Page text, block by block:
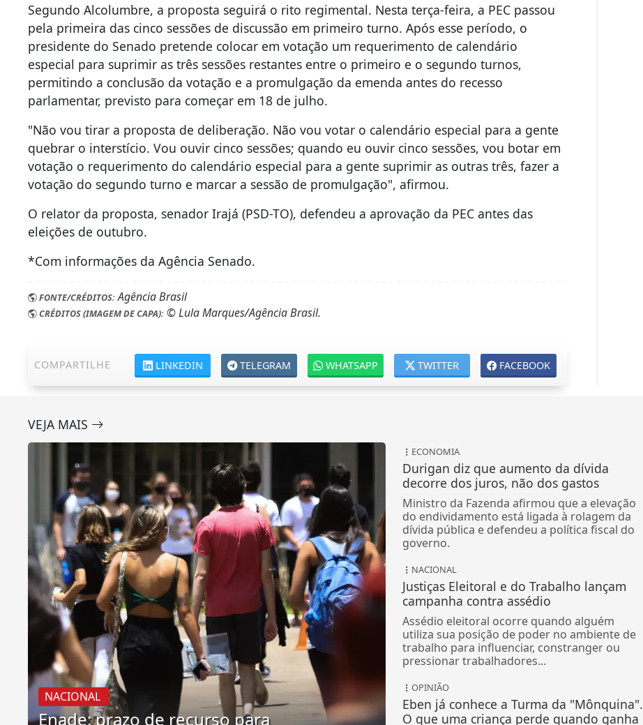
Segundo Alcolumbre, a proposta seguirá o rito regimental. Nesta terça-feira, a PEC passou
pela primeira das cinco sessões de discussão em primeiro turno. Após esse período, o
presidente do Senado pretende colocar em votação um requerimento de calendário
especial para suprimir as três sessões restantes entre o primeiro e o segundo turnos,
permitindo a conclusão da votação e a promulgação da emenda antes do recesso
parlamentar, previsto para começar em 18 de julho.
"Não vou tirar a proposta de deliberação. Não vou votar o calendário especial para a gente
quebrar o interstício. Vou ouvir cinco sessões; quando eu ouvir cinco sessões, vou botar em
votação o requerimento do calendário especial para a gente suprimir as outras três, fazer a
votação do segundo turno e marcar a sessão de promulgação", afirmou.
O relator da proposta, senador Irajá (PSD-TO), defendeu a aprovação da PEC antes das
eleições de outubro.
*Com informações da Agência Senado.
FONTE/CRÉDITOS:Agência Brasil
CRÉDITOS (IMAGEM DE CAPA): © Lula Marques/Agência Brasil.
COMPARTILHE FACEBOOK
TWITTER
WHATSAPP
TELEGRAM
LINKEDIN
VEJA MAIS
NACIONAL
Enade: prazo de recurso para
ECONOMIA
Durigan diz que aumento da dívida
decorre dos juros, não dos gastos
Ministro da Fazenda afirmou que a elevação
do endividamento está ligada à rolagem da
dívida pública e defendeu a política fiscal do
governo.
NACIONAL
Justiças Eleitoral e do Trabalho lançam
campanha contra assédio
Assédio eleitoral ocorre quando alguém
utiliza sua posição de poder no ambiente de
trabalho para influenciar, constranger ou
pressionar trabalhadores...
OPINIÃO
Eben já conhece a Turma da "Mônquina".
O que uma criança perde quando ganha